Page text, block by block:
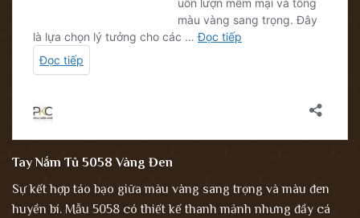
Tay Nắm Tủ 5058 Vàng Đen
Sự kết hợp táo bạo giữa màu vàng sang trọng và màu đen
huyền bí. Mẫu 5058 có thiết kế thanh mảnh nhưng đầy cá